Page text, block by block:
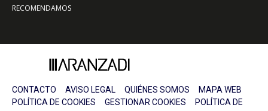
RECOMENDAMOS
CONTACTO AVISO LEGAL QUIÉNES SOMOS
MAPA WEB
POLÍTICA DE COOKIES
GESTIONAR COOKIES
POLÍTICA DE